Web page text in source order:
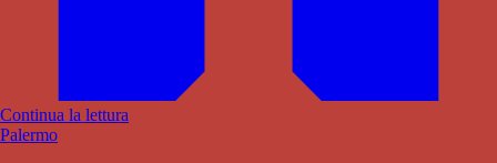
Continua la lettura
Palermo